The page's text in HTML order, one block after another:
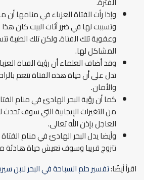
وإذا رأت الفتاة العزباء في منامها أن
وتسببت لها في ضرر أثاث البيت كان
وعفوية تلك الفتاة، ولكن تلك الطيبة
المشاكل لها.
وقد أضاف العلماء أن رؤية الفتاة
تدل على أن حياة هذه الفتاة تنعم
والأمان.
كما أن رؤية البحر الهادئ في منام
من التغيرات الإيجابية التي سوف تحدث
العاجل بإذن الله تعالى.
وأيضا يدل البحر الهادئ في منام
تتزوج قريبا وسوف تعيش حياة هادئة
اقرأ أيضًا:تفسير حلم السباحة في البحر لابن